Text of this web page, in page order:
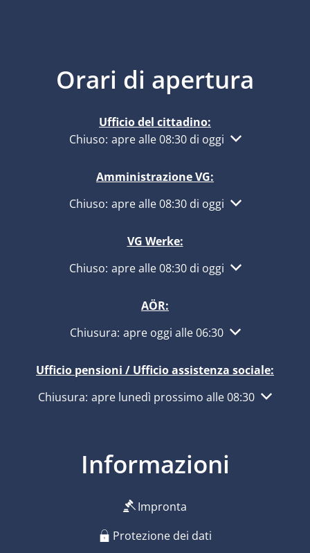
Orari di apertura
Ufficio del cittadino:
Fare clic per nascondere altri orari di
Chiuso: apre alle 08:30 di oggi
Amministrazione VG:
Fare clic per nascondere altri orari di
Chiuso: apre alle 08:30 di oggi
VG Werke:
Fare clic per nascondere altri orari di
Chiuso: apre alle 08:30 di oggi
AÖR:
Fare clic per nascondere altri orari di
Chiusura: apre oggi alle 06:30
Ufficio pensioni / Ufficio assistenza sociale:
Fare clic per nascondere altri orari di apertura o
Chiusura: apre lunedì prossimo alle 08:30
Informazioni
Impronta
Protezione dei dati